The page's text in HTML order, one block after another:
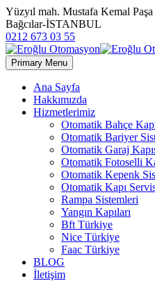
Yüzyıl mah. Mustafa Kemal
Bağcılar-İSTANBUL
0212 673 03 55
Primary Menu
Ana Sayfa
Hakkımızda
Hizmetlerimiz
Otomatik Bahçe
Otomatik Bariyer
Otomatik Garaj
Otomatik Fotoselli
Otomatik Kepenk
Otomatik Kapı
Rampa Sistemleri
Yangın Kapıları
Bft Türkiye
Nice Türkiye
Faac Türkiye
BLOG
İletişim